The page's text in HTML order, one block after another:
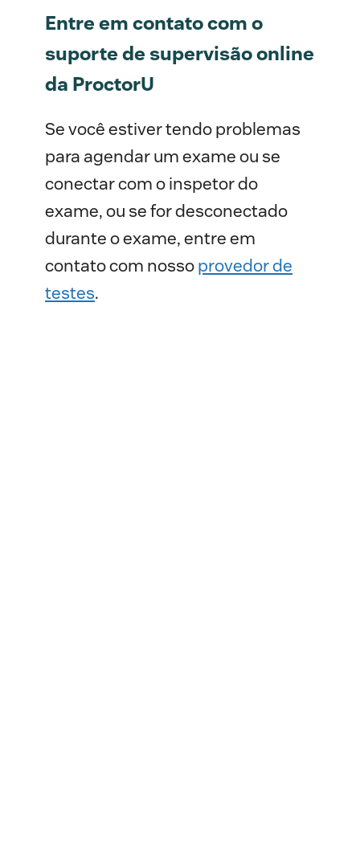
Entre em contato com o
suporte de supervisão online
da ProctorU
Se você estiver tendo problemas
para agendar um exame ou se
conectar com o inspetor do
exame, ou se for desconectado
durante o exame, entre em
contato com nossoprovedor de
testes.